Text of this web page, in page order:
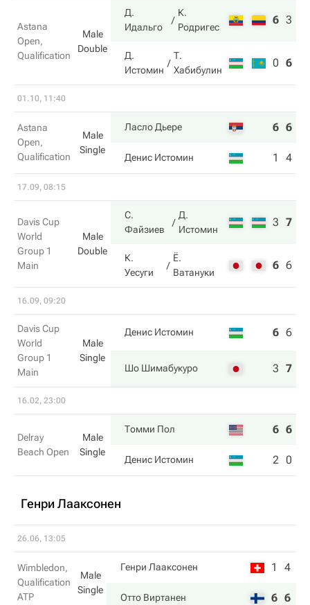
Astana
Open,
Qualification
Male
Double
Д.
Идальго
К.
Родригес
6 3
Д.
Истомин
Т.
Хабибулин
0 6
01.10, 11:40
Astana
Open,
Qualification
Male
Single
Ласло Дьере 6 6
Денис Истомин 1 4
17.09, 08:15
Davis Cup
World
Group 1
Main
Male
Double
С.
Файзиев
Д.
Истомин
3 7
К.
Уесуги
Ё.
Ватануки
6 6
16.09, 09:20
Davis Cup
World
Group 1
Main
Male
Single
Денис Истомин 6 6
Шо Шимабукуро 3 7
16.02, 23:00
Delray
Beach Open
Male
Single
Томми Пол 6 6
Денис Истомин 2 0
Генри Лааксонен
26.06, 13:05
Wimbledon,
Qualification
ATP
Male
Single
Генри Лааксонен 1 4
Отто Виртанен 6 6